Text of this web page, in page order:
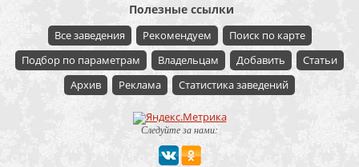
Полезные ссылки
Все заведения Рекомендуем
Поиск по карте
Подбор по параметрам
Владельцам Добавить
Статьи
Архив
Реклама Статистика заведений
Следуйте за нами: